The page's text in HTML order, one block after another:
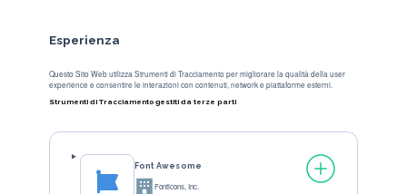
Esperienza
Questo Sito Web utilizza Strumenti di Tracciamento per migliorare la qualità della user
experience e consentire le interazioni con contenuti, network e piattaforme esterni.
Strumenti di Tracciamento gestiti da terze parti
Font Awesome
Azienda:Fonticons, Inc.